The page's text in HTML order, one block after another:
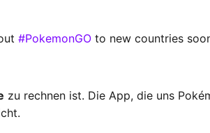
#PokemonGO to new countries
zu rechnen ist. Die App, die uns